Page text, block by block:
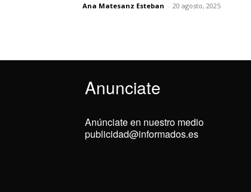
Ana Matesanz Esteban - 20 agosto, 2025
Anunciate
Anúnciate en nuestro medio
publicidad@informados.es